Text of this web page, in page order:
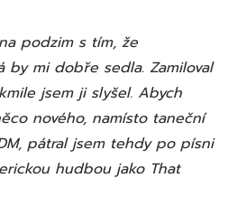
podzim s tím, že
by mi dobře sedla. Zamiloval
jsem ji slyšel. Abych
nového, namísto taneční
pátral jsem tehdy po písni
hudbou jako That